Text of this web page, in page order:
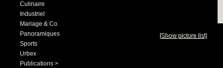
Culinaire
Industriel
Mariage & Co.
Panoramiques
Sports
Urbex
Publications >
[Show picture list]